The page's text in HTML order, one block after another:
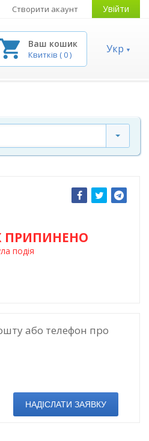
Створити акаунт Увійти
Ваш кошик
Квитків (0) Укр
ПРИПИНЕНО
подія
або телефон про
НАДІСЛАТИ ЗАЯВКУ